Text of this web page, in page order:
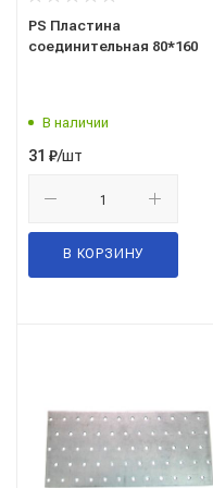
PS Пластина
соединительная 80*160
В наличии
31 ₽/шт
В КОРЗИНУ